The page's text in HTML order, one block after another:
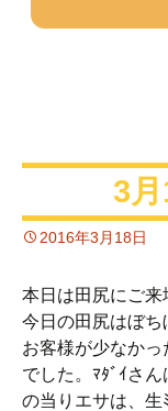
3
2016年3月18日
本日は田尻にご来
今日の田尻はぼち
お客様が少なかっ
でした。ﾏﾀﾞｲさ
の当りエサは、生